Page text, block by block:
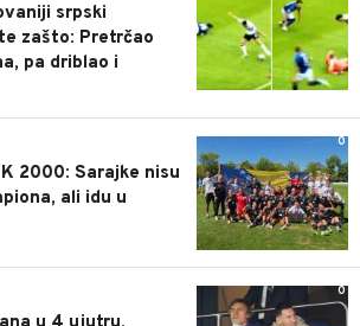
srpski
zašto: Pretrčao
pa driblao i
0
2000: Sarajke nisu
ali idu u
0